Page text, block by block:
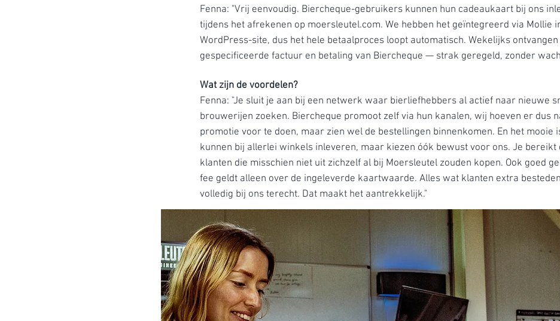
Fenna: "Vrij eenvoudig. Biercheque-gebruikers kunnen hun cadeaukaart bij ons
tijdens het afrekenen op moersleutel.com. We hebben het geïntegreerd via Mollie
WordPress-site, dus het hele betaalproces loopt automatisch. Wekelijks
gespecificeerde factuur en betaling van Biercheque — strak geregeld, zonder
Wat zijn de voordelen?
Fenna: "Je sluit je aan bij een netwerk waar bierliefhebbers al actief naar nieuwe
brouwerijen zoeken. Biercheque promoot zelf via hun kanalen, wij hoeven er dus
promotie voor te doen, maar zien wel de bestellingen binnenkomen. En het mooie
kunnen bij allerlei winkels inleveren, maar kiezen óók bewust voor ons. Je bereikt
klanten die misschien niet uit zichzelf al bij Moersleutel zouden kopen. Ook goed
fee geldt alleen over de ingeleverde kaartwaarde. Alles wat klanten extra
volledig bij ons terecht. Dat maakt het aantrekkelijk."